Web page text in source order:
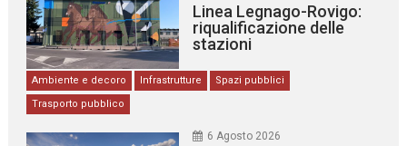
Linea Legnago-Rovigo:
riqualificazione delle
stazioni
Ambiente e decoro Infrastrutture
Spazi pubblici
Trasporto pubblico
6 Agosto 2026